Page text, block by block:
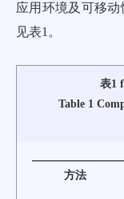
应用环境及可移
见表1 。
表1
Table 1
方法